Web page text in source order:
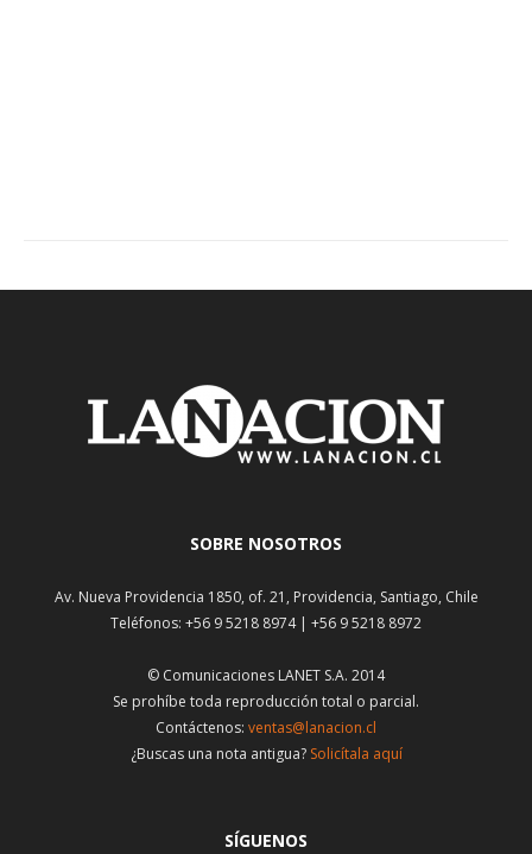
SOBRE NOSOTROS
Av. Nueva Providencia 1850, of. 21, Providencia, Santiago, Chile
Teléfonos: +56 9 5218 8974 | +56 9 5218 8972
© Comunicaciones LANET S.A. 2014
Se prohíbe toda reproducción total o parcial.
Contáctenos: ventas@lanacion.cl
¿Buscas una nota antigua? Solicítala aquí
SÍGUENOS